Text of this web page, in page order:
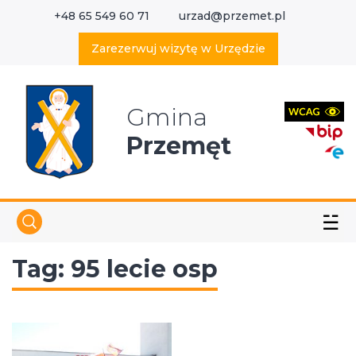
+48 65 549 60 71 urzad@przemet.pl
Zarezerwuj wizytę w Urzędzie
Gmina
Przemęt
☱
Tag: 95 lecie osp
Wyszukaj w serwisie